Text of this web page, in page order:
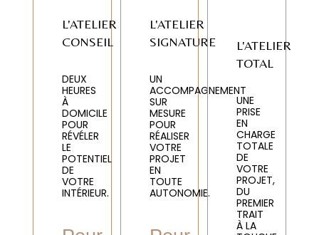
L'ATELIER
CONSEIL
DEUX
HEURES
À
DOMICILE
POUR
RÉVÉLER
LE
POTENTIEL
DE
VOTRE
INTÉRIEUR.
L'ATELIER
SIGNATURE
UN
ACCOMPAGNEMENT
SUR
MESURE
POUR
RÉALISER
VOTRE
PROJET
EN
TOUTE
AUTONOMIE.
L'ATELIER
TOTAL
UNE
PRISE
EN
CHARGE
TOTALE
DE
VOTRE
PROJET,
DU
PREMIER
TRAIT
À LA